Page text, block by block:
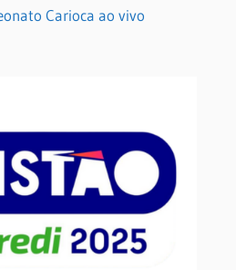
Carioca ao vivo